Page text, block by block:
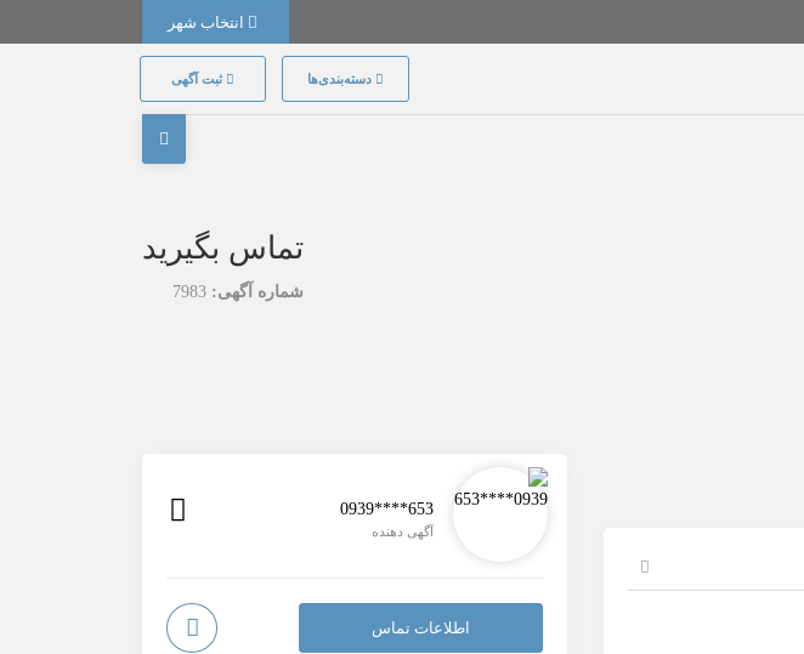
دسته‌بندی‌ها ثبت آگهی
تماس بگیرید
شماره آگهی: 7983
0939****653
آگهی دهنده
اطلاعات تماس